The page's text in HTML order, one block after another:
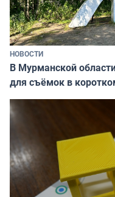
НОВОСТИ
В Мурманской
для съёмок в